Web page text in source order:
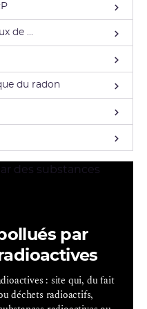
de ...
du radon
par
: site qui, du fait
déchets radioactifs,